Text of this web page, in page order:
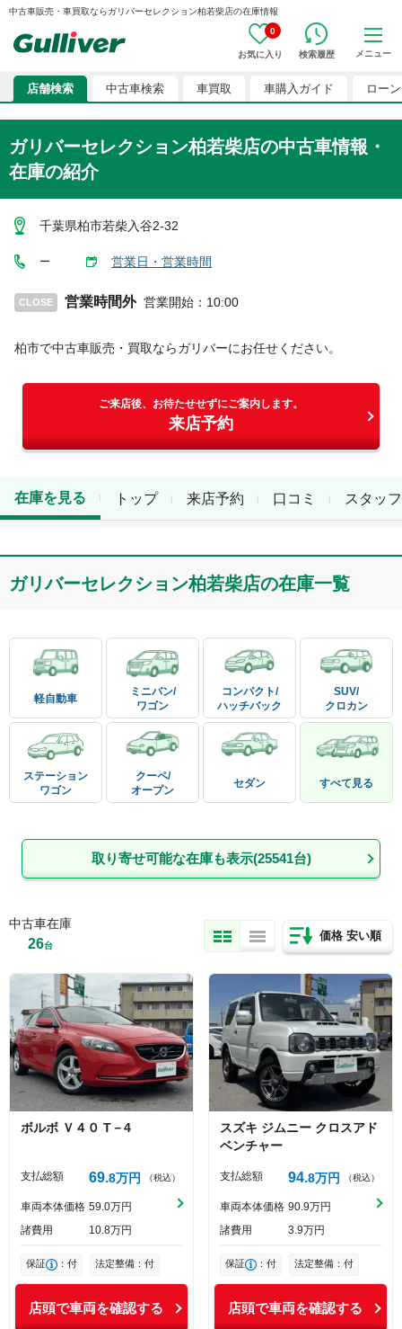
中古車販売・車買取ならガリバーセレクション柏若柴店の在庫情報
0
お気に入り 検索履歴 メニュー
店舗検索 中古車検索 車買取 車購入ガイド ローン
ガリバーセレクション柏若柴店の中古車情報・
在庫の紹介
千葉県柏市若柴入谷2-32
ー 営業日・営業時間
CLOSE 営業時間外 営業開始 ： 10:00
柏市で中古車販売・買取ならガリバーにお任せください。
ご来店後、お待たせせずにご案内します。
来店予約
トップ
在庫を見る 来店予約 口コミ スタッフ
ガリバーセレクション柏若柴店の在庫一覧
軽自動車
ミニバン/
ワゴン
コンパクト/
ハッチバック
SUV/
クロカン
ステーション
ワゴン
クーペ/
オープン
セダン すべて見る
取り寄せ可能な在庫も表示(25541台)
中古車在庫
26台
価格 安い順
ボルボ Ｖ４０ T－4
支払総額 69 8万円 （税込）
車両本体価格 59 0万円
諸費用
10 8万円
保証 ：付 法定整備：付
店頭で車両を確認する
スズキ ジムニー クロスアド
ベンチャー
支払総額 94 8万円 （税込）
車両本体価格 90 9万円
諸費用
3 9万円
保証 ：付 法定整備：付
店頭で車両を確認する